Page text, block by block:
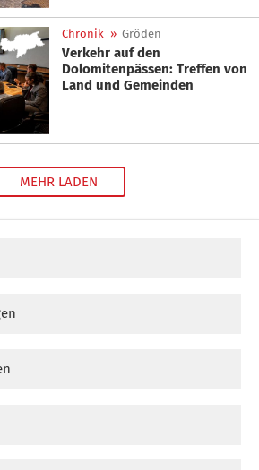
Chronik » Gröden
Verkehr auf den
Dolomitenpässen: Treffen von
Land und Gemeinden
MEHR LADEN